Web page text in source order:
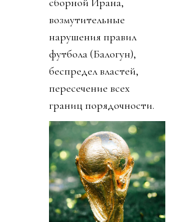
возмутительные
нарушения правил
футбола (Балогун),
беспредел властей,
пересечение всех
границ порядочности.